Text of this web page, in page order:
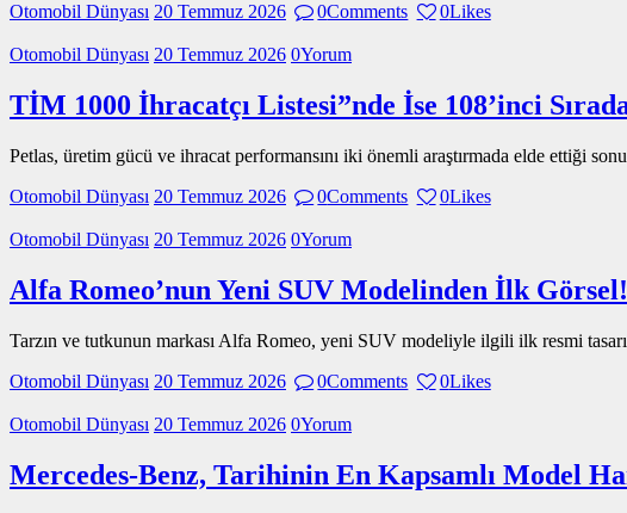
Otomobil Dünyası 20 Temmuz 2026 0Comments 0Likes
Otomobil Dünyası 20 Temmuz 2026 0Yorum
TİM 1000 İhracatçı Listesi”nde İse 108’inci
Petlas, üretim gücü ve ihracat performansını iki önemli araştırmada elde ettiği
Otomobil Dünyası 20 Temmuz 2026 0Comments 0Likes
Otomobil Dünyası 20 Temmuz 2026 0Yorum
Alfa Romeo’nun Yeni SUV Modelinden İlk Görsel!
Tarzın ve tutkunun markası Alfa Romeo, yeni SUV modeliyle ilgili ilk resmi
Otomobil Dünyası 20 Temmuz 2026 0Comments 0Likes
Otomobil Dünyası 20 Temmuz 2026 0Yorum
Mercedes-Benz, Tarihinin En Kapsamlı Model